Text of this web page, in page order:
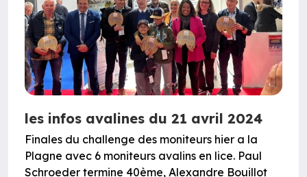
les infos avalines du 21 avril 2024
Finales du challenge des moniteurs hier a la
Plagne avec 6 moniteurs avalins en lice. Paul
Schroeder termine 40ème, Alexandre Bouillot